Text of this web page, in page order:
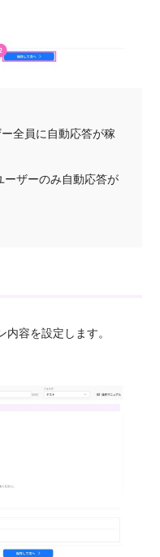
全員に自動応答が稼
ザーのみ自動応答が
容を設定します。